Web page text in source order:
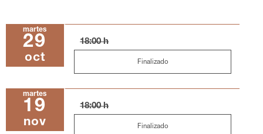
martes
29
oct
18:00 h
Finalizado
martes
19
nov
18:00 h
Finalizado